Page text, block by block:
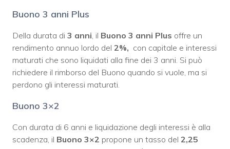
Buono 3 anni Plus
Della durata di 3 anni , il Buono 3 anni Plus offre un
rendimento annuo lordo del 2%, con capitale e interessi
maturati che sono liquidati alla fine dei 3 anni. Si può
richiedere il rimborso del Buono quando si vuole, ma si
perdono gli interessi maturati.
Buono 3×2
Con durata di 6 anni e liquidazione degli interessi è alla
scadenza, il Buono 3×2 propone un tasso del 2,25